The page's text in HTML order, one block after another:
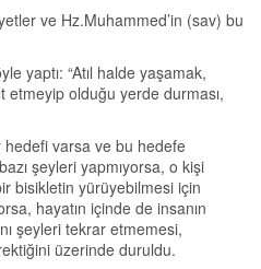
ve Hz.Muhammed’in (sav) bu
yaptı: “Atıl halde yaşamak,
etmeyip olduğu yerde durması,
varsa ve bu hedefe
şeyleri yapmıyorsa, o kişi
bisikletin yürüyebilmesi için
hayatın içinde de insanın
şeyleri tekrar etmemesi,
üzerinde duruldu.